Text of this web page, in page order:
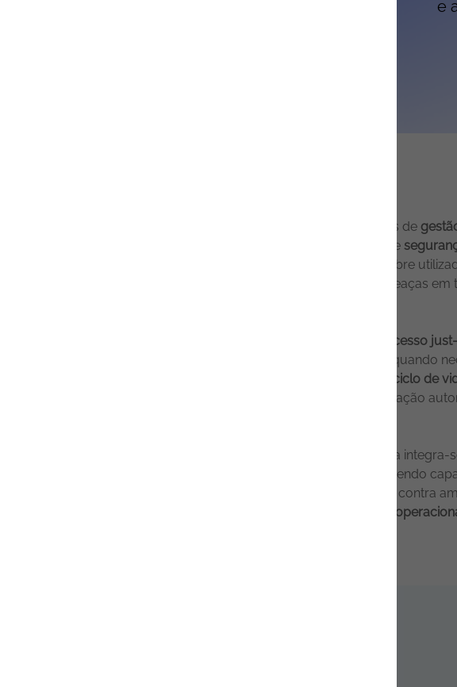
e
através de
(PAM) avançada e arquitetura de
. A plataforma fornece visibilidade completa sobre
credenciais privilegiadas, enquanto a análise de ameaças
controlo de acesso
limitando permissões apenas ao que é necessário, quando
gestão do ciclo de
proporcionam supervisão contínua através da aplicação
A plataforma de segurança de identidade da Delinea integra-
, fornecendo
de gestão de identidade empresarial que protegem contra
eficiência